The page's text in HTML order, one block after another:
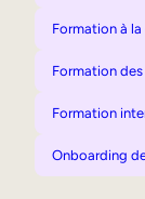
Formation à
Formation
Formation
Onboarding